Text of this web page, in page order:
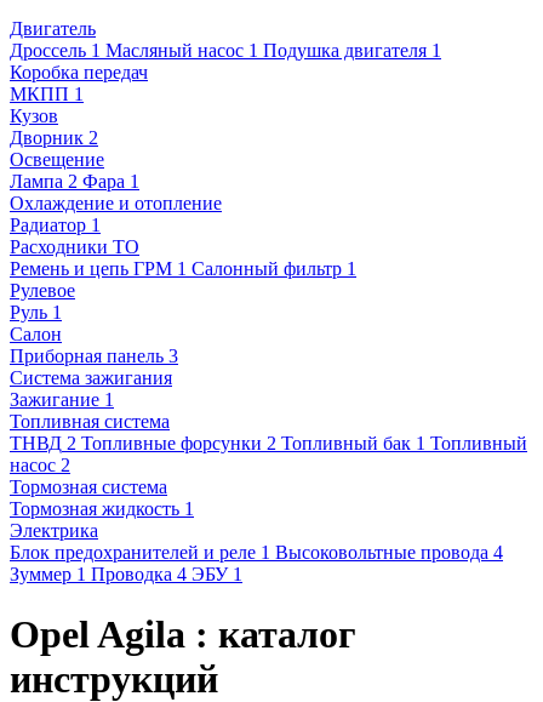
Двигатель
Дроссель 1 Масляный насос 1 Подушка двигателя 1
Коробка передач
МКПП 1
Кузов
Дворник 2
Освещение
Лампа 2 Фара 1
Охлаждение и отопление
Радиатор 1
Расходники ТО
Ремень и цепь ГРМ 1 Салонный фильтр 1
Рулевое
Руль 1
Салон
Приборная панель 3
Система зажигания
Зажигание 1
Топливная система
ТНВД 2 Топливные форсунки 2 Топливный бак 1 Топливный
насос 2
Тормозная система
Тормозная жидкость 1
Электрика
Блок предохранителей и реле 1 Высоковольтные провода 4
Зуммер 1 Проводка 4 ЭБУ 1
Opel Agila : каталог
инструкций